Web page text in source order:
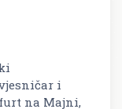
i
na Majni,